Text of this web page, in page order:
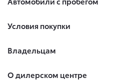
Условия покупки
Владельцам
О дилерском центре